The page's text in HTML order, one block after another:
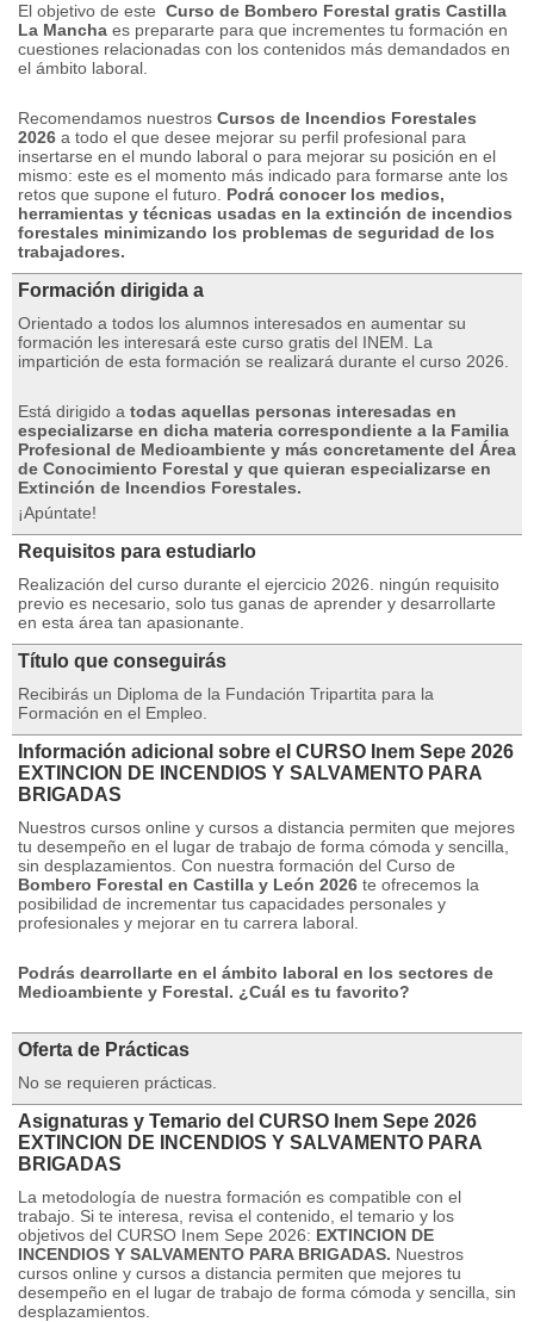
El objetivo de este Curso de Bombero Forestal gratis Castilla
La Mancha es prepararte para que incrementes tu formación en
cuestiones relacionadas con los contenidos más demandados en
el ámbito laboral.
Recomendamos nuestros Cursos de Incendios Forestales
2026 a todo el que desee mejorar su perfil profesional para
insertarse en el mundo laboral o para mejorar su posición en el
mismo: este es el momento más indicado para formarse ante los
retos que supone el futuro. Podrá conocer los medios,
herramientas y técnicas usadas en la extinción de incendios
forestales minimizando los problemas de seguridad de los
trabajadores.
Formación dirigida a
Orientado a todos los alumnos interesados ​​​​en aumentar su
formación les interesará este curso gratis del INEM. La
impartición de esta formación se realizará durante el curso 2026.
Está dirigido a todas aquellas personas interesadas en
especializarse en dicha materia correspondiente a la Familia
Profesional de Medioambiente y más concretamente del Área
de Conocimiento Forestal y que quieran especializarse en
Extinción de Incendios Forestales.
¡Apúntate!
Requisitos para estudiarlo
Realización del curso durante el ejercicio 2026. ningún requisito
previo es necesario, solo tus ganas de aprender y desarrollarte
en esta área tan apasionante.
Título que conseguirás
Recibirás un Diploma de la Fundación Tripartita para la
Formación en el Empleo.
Información adicional sobre el CURSO Inem Sepe 2026
EXTINCION DE INCENDIOS Y SALVAMENTO PARA
BRIGADAS
Nuestros cursos online y cursos a distancia permiten que mejores
tu desempeño en el lugar de trabajo de forma cómoda y sencilla,
sin desplazamientos. Con nuestra formación del Curso de
Bombero Forestal en Castilla y León 2026 te ofrecemos la
posibilidad de incrementar tus capacidades personales y
profesionales y mejorar en tu carrera laboral.
Podrás dearrollarte en el ámbito laboral en los sectores de
Medioambiente y Forestal. ¿Cuál es tu favorito?
Oferta de Prácticas
No se requieren prácticas.
Asignaturas y Temario del CURSO Inem Sepe 2026
EXTINCION DE INCENDIOS Y SALVAMENTO PARA
BRIGADAS
La metodología de nuestra formación es compatible con el
trabajo. Si te interesa, revisa el contenido, el temario y los
objetivos del CURSO Inem Sepe 2026: EXTINCION DE
INCENDIOS Y SALVAMENTO PARA BRIGADAS. Nuestros
cursos online y cursos a distancia permiten que mejores tu
desempeño en el lugar de trabajo de forma cómoda y sencilla, sin
desplazamientos.